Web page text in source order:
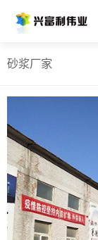
砂浆厂家